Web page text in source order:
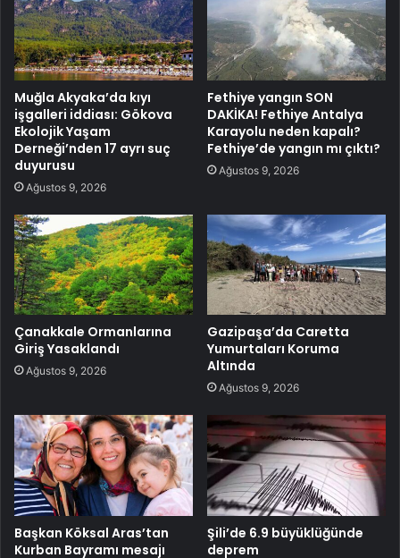
Muğla Akyaka’da kıyı
işgalleri iddiası: Gökova
Ekolojik Yaşam
Derneği’nden 17 ayrı suç
duyurusu
Ağustos 9, 2026
Fethiye yangın SON
DAKİKA! Fethiye Antalya
Karayolu neden kapalı?
Fethiye’de yangın mı çıktı?
Ağustos 9, 2026
Çanakkale Ormanlarına
Giriş Yasaklandı
Ağustos 9, 2026
Gazipaşa’da Caretta
Yumurtaları Koruma
Altında
Ağustos 9, 2026
Başkan Köksal Aras’tan
Kurban Bayramı mesajı
Şili’de 6.9 büyüklüğünde
deprem